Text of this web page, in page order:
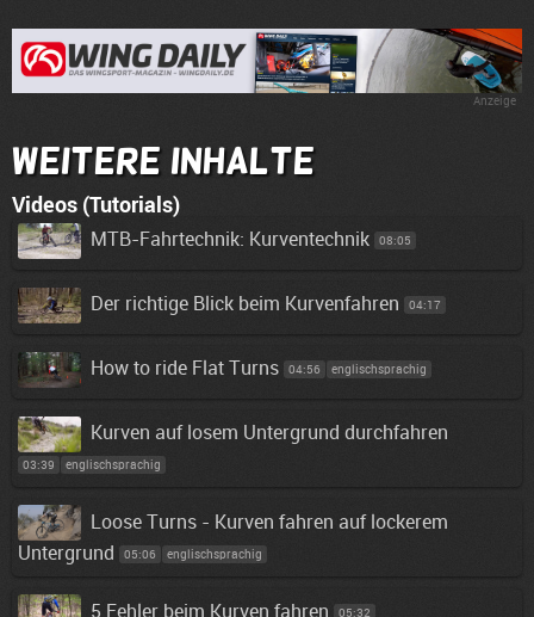
Anzeige
Weitere Inhalte
Videos (Tutorials)
MTB-Fahrtechnik: Kurventechnik 08:05
Der richtige Blick beim Kurvenfahren 04:17
How to ride Flat Turns 04:56 englischsprachig
Kurven auf losem Untergrund durchfahren
03:39 englischsprachig
Loose Turns - Kurven fahren auf lockerem
Untergrund
05:06 englischsprachig
5 Fehler beim Kurven fahren 05:32